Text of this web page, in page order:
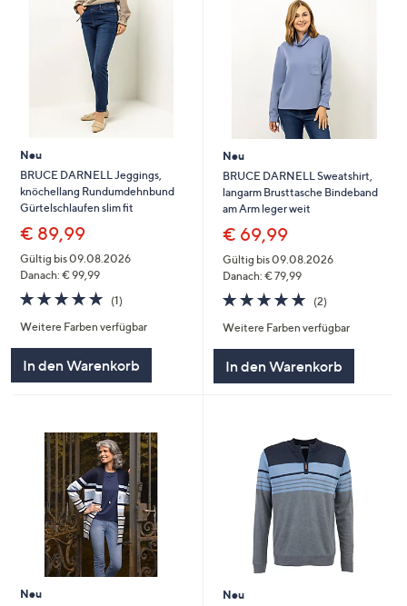
Neu
BRUCE DARNELL Jeggings,
knöchellang Rundumdehnbund
Gürtelschlaufen slim fit
€ 89,99
Gültig bis 09.08.2026
Danach: € 99,99
5.0
von
5
(1)1
Weitere Farben verfügbar
In den Warenkorb
Neu
BRUCE DARNELL Sweatshirt,
langarm Brusttasche Bindeband
am Arm leger weit
€ 69,99
Gültig bis 09.08.2026
Danach: € 79,99
5.0
von
5
(2)2
Weitere Farben verfügbar
In den Warenkorb
Neu
Neu